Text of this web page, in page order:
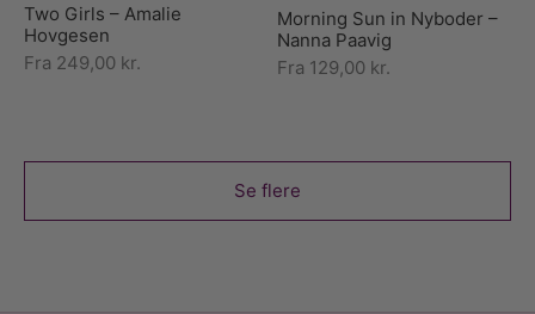
Two Girls – Amalie
Hovgesen
Fra 249,00 kr.
Morning Sun in Nyboder –
Nanna Paavig
Fra 129,00 kr.
Se flere